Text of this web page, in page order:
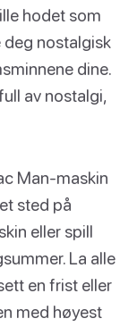
hodet som
deg nostalgisk
dine.
av nostalgi,
Man-maskin
sted på
eller spill
La alle
en frist eller
med høyest